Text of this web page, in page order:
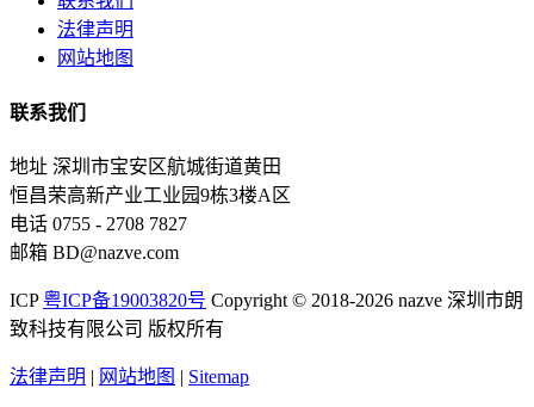
法律声明
网站地图
联系我们
地址 深圳市宝安区航城街道黄田
恒昌荣高新产业工业园9栋3楼A区
电话 0755 - 2708 7827
邮箱 BD@nazve.com
ICP 粤ICP备19003820号 Copyright © 2018-2026 nazve 深圳市朗
致科技有限公司 版权所有
法律声明 | 网站地图 | Sitemap